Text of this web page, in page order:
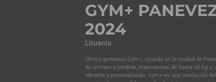
GYM+
2024
Lituania
Último gimnasio Gym+, situado en la ciudad de
de uretano a medida, mancuernas de hasta 60 kg, y
vibrante y personalizado. Gym+ es una revolución